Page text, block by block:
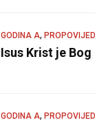
GODINA A, PROPOVIJEDI
Isus Krist je Bog
GODINA A, PROPOVIJEDI